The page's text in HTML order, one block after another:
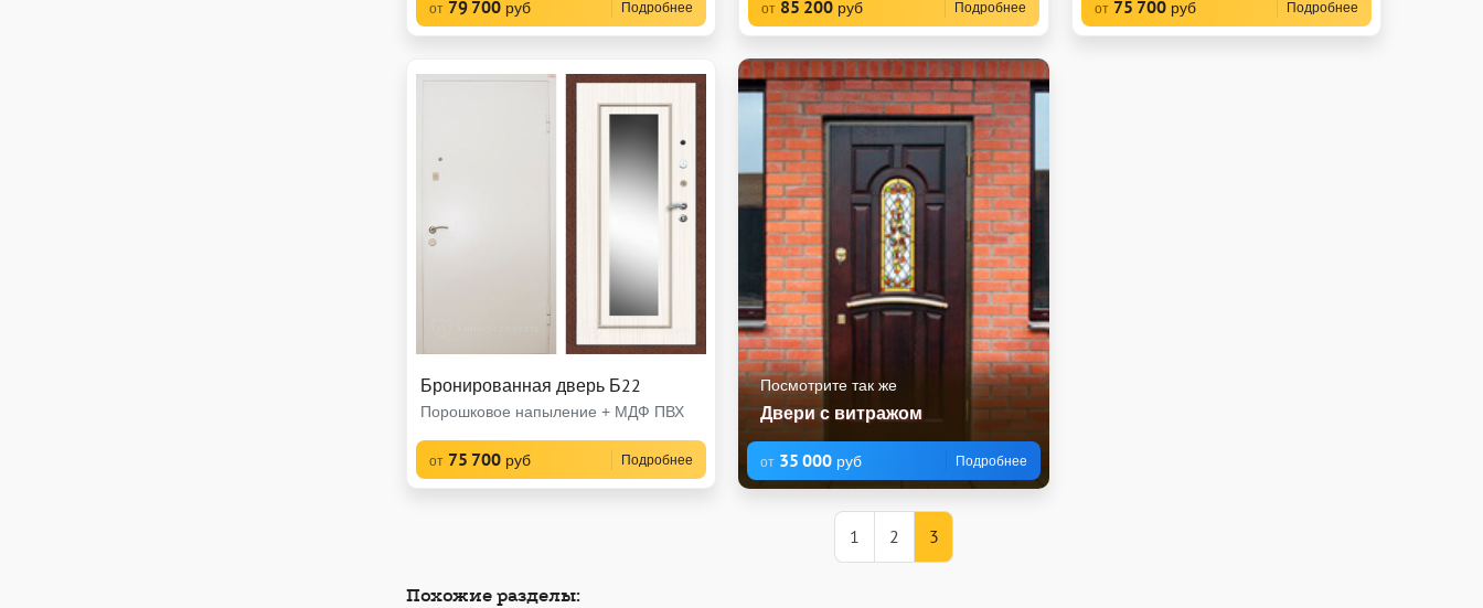
от 79 700 руб Подробнее от 85 200 руб Подробнее от 75 700 руб Подробнее
Бронированная дверь Б22
Порошковое напыление + МДФ ПВХ
от 75 700 руб Подробнее
Посмотрите так же
Двери с витражом
от 35 000 руб Подробнее
1 2 3
Похожие разделы: